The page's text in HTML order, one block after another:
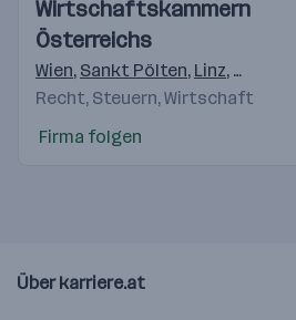
Videos
Wirtschaftskammern
Österreichs
Wien, Sankt Pölten, Linz, Salzburg
Recht, Steuern, Wirtschaft
Firma folgen
Über karriere.at